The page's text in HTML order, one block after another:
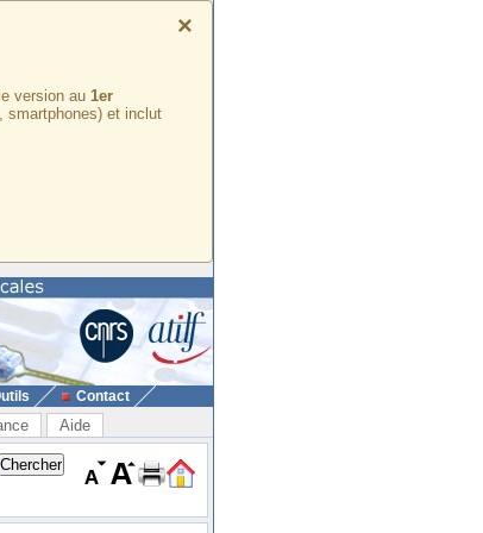
×
version au 1er
smartphones) et inclut
Contact
Aide